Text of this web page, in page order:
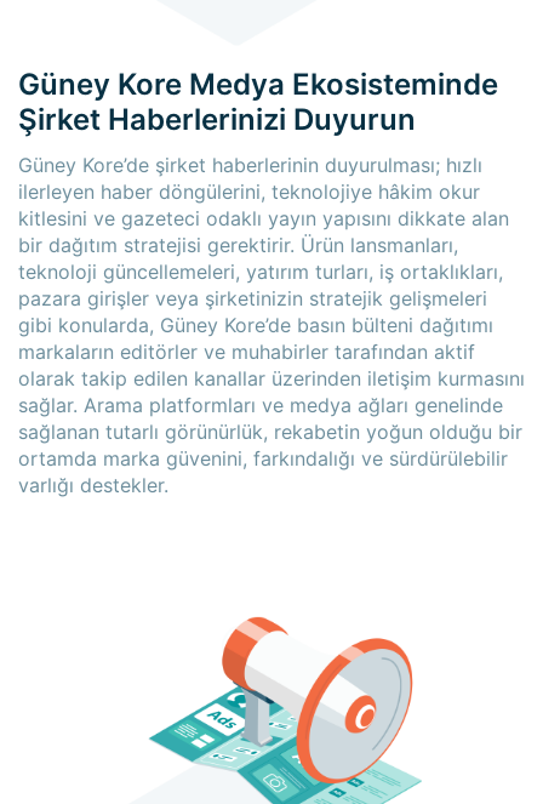
Güney Kore Medya Ekosisteminde
Şirket Haberlerinizi Duyurun
Güney Kore’de şirket haberlerinin duyurulması; hızlı
ilerleyen haber döngülerini, teknolojiye hâkim okur
kitlesini ve gazeteci odaklı yayın yapısını dikkate alan
bir dağıtım stratejisi gerektirir. Ürün lansmanları,
teknoloji güncellemeleri, yatırım turları, iş ortaklıkları,
pazara girişler veya şirketinizin stratejik gelişmeleri
gibi konularda, Güney Kore’de basın bülteni dağıtımı
markaların editörler ve muhabirler tarafından aktif
olarak takip edilen kanallar üzerinden iletişim kurmasını
sağlar. Arama platformları ve medya ağları genelinde
sağlanan tutarlı görünürlük, rekabetin yoğun olduğu bir
ortamda marka güvenini, farkındalığı ve sürdürülebilir
varlığı destekler.